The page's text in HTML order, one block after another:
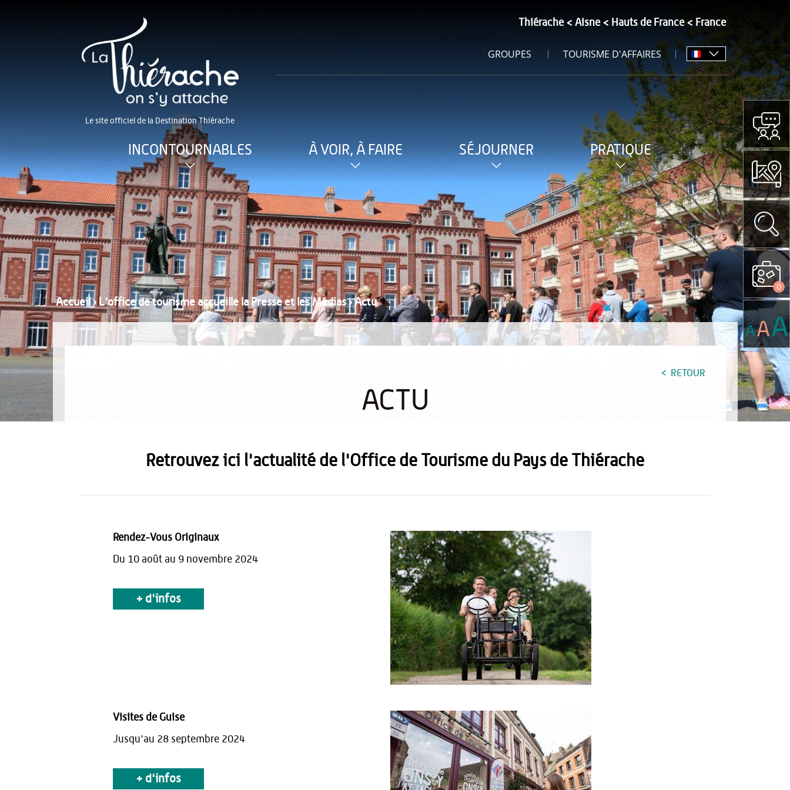
Le site officiel de la Destination Thiérache
Thiérache Aisne Hauts de France France
GROUPES TOURISME D'AFFAIRES
INCONTOURNABLES À VOIR, À FAIRE SÉJOURNER PRATIQUE
Accueil›L'office de tourisme accueille la Presse et les Médias›Actu
RETOUR
ACTU
Retrouvez ici l'actualité de l'Office de Tourisme du Pays de Thiérache
Rendez-Vous Originaux
Du 10 août au 9 novembre 2024
+ d'infos
Visites de Guise
Jusqu'au 28 septembre 2024
+ d'infos
0
AAA